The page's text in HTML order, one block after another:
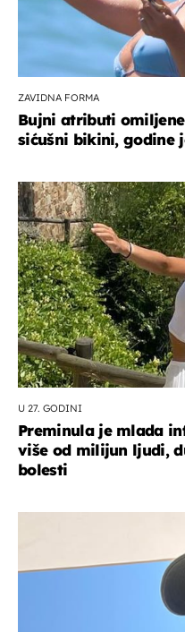
ZAVIDNA FORMA
Bujni atributi
sićušni bikini, godine
U 27. GODINI
Preminula je mlada
više od milijun ljudi,
bolesti